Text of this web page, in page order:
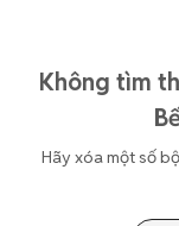
Không tìm
Hãy xóa một số